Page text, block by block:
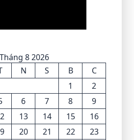
Tháng 8 2026
N S B
C
1
2
6 7 8
9
13 14 15
16
20 21 22
23